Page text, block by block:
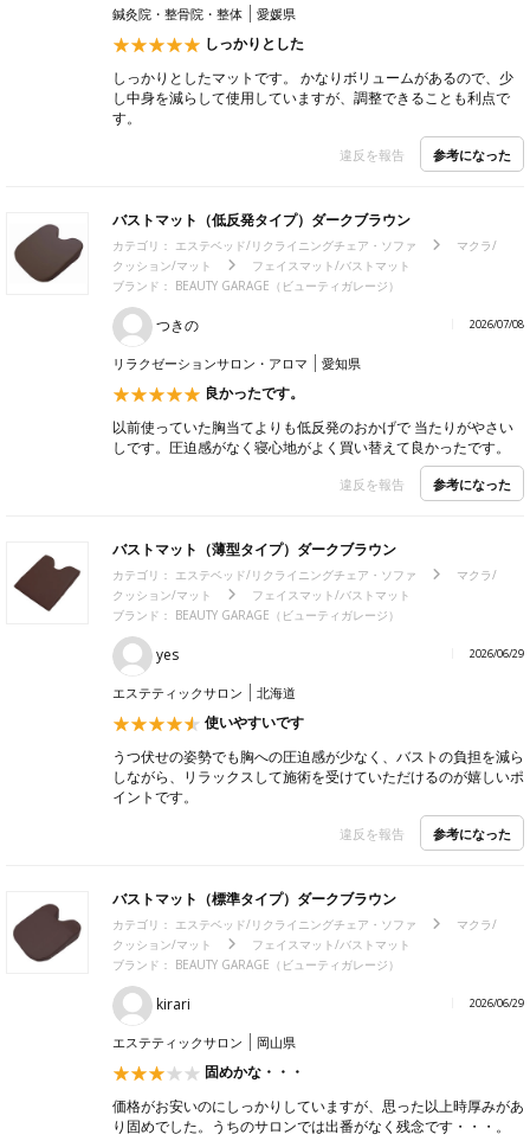
鍼灸院・整骨院・整体 愛媛県
しっかりとした
しっかりとしたマットです。 かなりボリュームがあるので、少
し中身を減らして使用していますが、調整できることも利点で
す。
違反を報告 参考になった
バストマット（低反発タイプ）ダークブラウン
カテゴリ： エステベッド/リクライニングチェア・ソファ
マクラ/
クッション/マット
フェイスマット/バストマット
ブランド： BEAUTY GARAGE（ビューティガレージ）
つきの 2026/07/08
リラクゼーションサロン・アロマ 愛知県
良かったです。
以前使っていた胸当てよりも低反発のおかげで 当たりがやさい
しです。圧迫感がなく寝心地がよく買い替えて良かったです。
違反を報告 参考になった
バストマット（薄型タイプ）ダークブラウン
カテゴリ： エステベッド/リクライニングチェア・ソファ
マクラ/
クッション/マット
フェイスマット/バストマット
ブランド： BEAUTY GARAGE（ビューティガレージ）
yes 2026/06/29
エステティックサロン 北海道
使いやすいです
うつ伏せの姿勢でも胸への圧迫感が少なく、バストの負担を減ら
しながら、リラックスして施術を受けていただけるのが嬉しいポ
イントです。
違反を報告 参考になった
バストマット（標準タイプ）ダークブラウン
カテゴリ： エステベッド/リクライニングチェア・ソファ
マクラ/
クッション/マット
フェイスマット/バストマット
ブランド： BEAUTY GARAGE（ビューティガレージ）
kirari 2026/06/29
エステティックサロン 岡山県
固めかな・・・
価格がお安いのにしっかりしていますが、思った以上時厚みがあ
り固めでした。うちのサロンでは出番がなく残念です・・・。